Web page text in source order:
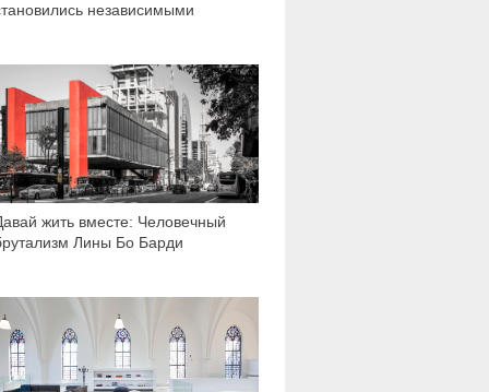
независимыми
жить вместе: Человечный
Лины Бо Барди
3 407